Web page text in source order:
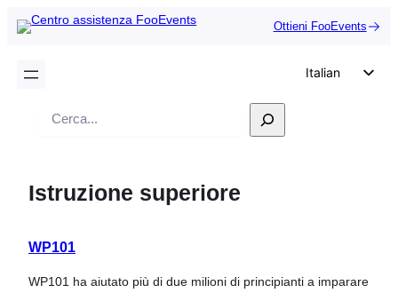
Ottieni FooEvents
Italian
Polish
Ricerca
Istruzione superiore
WP101
WP101 ha aiutato più di due milioni di principianti a imparare